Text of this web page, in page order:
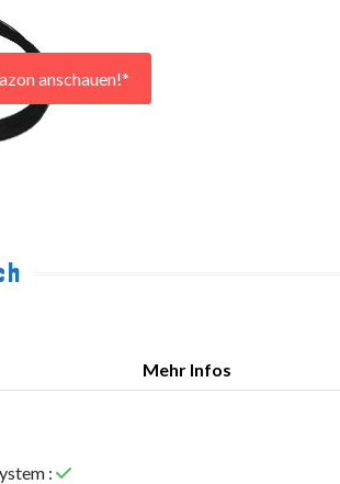
anschauen!*
Mehr Infos
: